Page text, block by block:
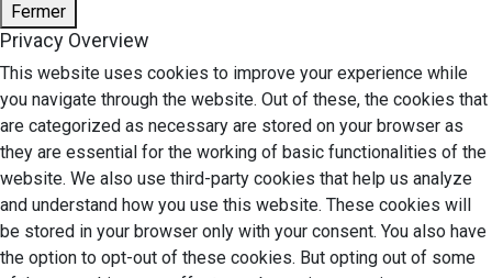
Fermer
Privacy Overview
This website uses cookies to improve your experience while
you navigate through the website. Out of these, the cookies that
are categorized as necessary are stored on your browser as
they are essential for the working of basic functionalities of the
website. We also use third-party cookies that help us analyze
and understand how you use this website. These cookies will
be stored in your browser only with your consent. You also have
the option to opt-out of these cookies. But opting out of some